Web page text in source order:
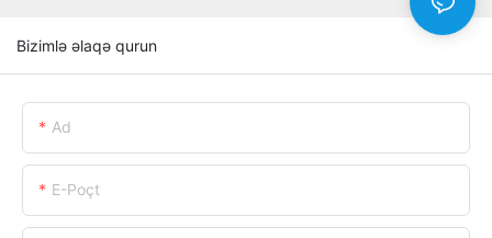
Bizimlə əlaqə qurun
Ad
E-Poçt